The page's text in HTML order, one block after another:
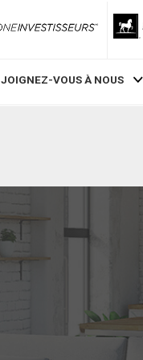
ZoneInvestisseurs RLP
JOIGNEZ-VOUS À NOUS